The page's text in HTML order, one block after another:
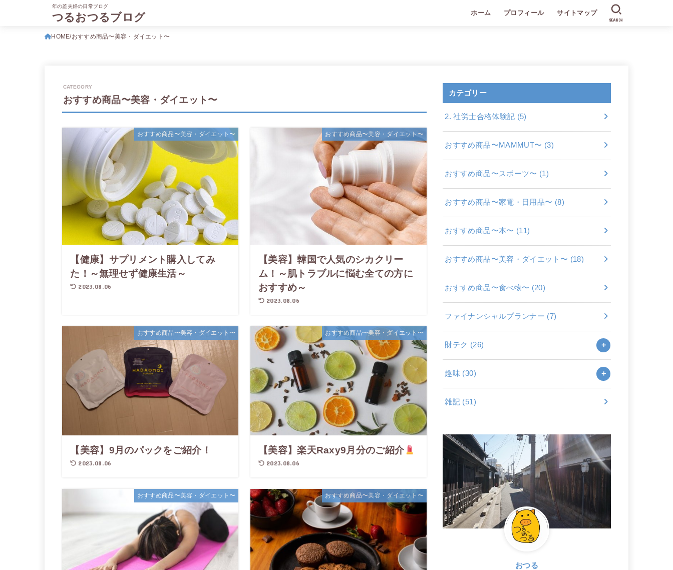
年の差夫婦の日常ブログ
つるおつるブログ ホーム プロフィール サイトマップ
SEARCH
HOME おすすめ商品〜美容・ダイエット〜
おすすめ商品〜美容・ダイエット〜
おすすめ商品〜美容・ダイエット〜
【健康】サプリメント購入してみ
た！～無理せず健康生活～
2023.08.06
おすすめ商品〜美容・ダイエット〜
【美容】韓国で人気のシカクリー
ム！～肌トラブルに悩む全ての方に
おすすめ～
2023.08.06
おすすめ商品〜美容・ダイエット〜
【美容】9月のパックをご紹介！
2023.08.06
おすすめ商品〜美容・ダイエット〜
【美容】楽天Raxy9月分のご紹介
2023.08.06
おすすめ商品〜美容・ダイエット〜 おすすめ商品〜美容・ダイエット〜
カテゴリー
2. 社労士合格体験記 (5)
おすすめ商品〜MAMMUT〜 (3)
おすすめ商品〜スポーツ〜 (1)
おすすめ商品〜家電・日用品〜 (8)
おすすめ商品〜本〜 (11)
おすすめ商品〜美容・ダイエット〜 (18)
おすすめ商品〜食べ物〜 (20)
ファイナンシャルプランナー (7)
財テク (26)
趣味 (30)
雑記 (51)
おつる